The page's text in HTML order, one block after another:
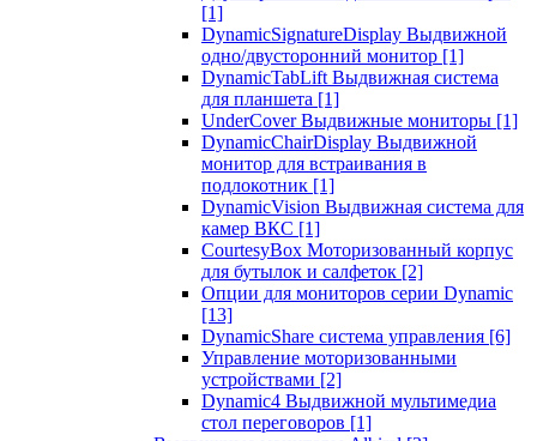
[1]
DynamicSignatureDisplay Выдвижной
одно/двусторонний монитор [1]
DynamicTabLift Выдвижная система
для планшета [1]
UnderCover Выдвижные мониторы [1]
DynamicChairDisplay Выдвижной
монитор для встраивания в
подлокотник [1]
DynamicVision Выдвижная система для
камер ВКС [1]
CourtesyBox Моторизованный корпус
для бутылок и салфеток [2]
Опции для мониторов серии Dynamic
[13]
DynamicShare система управления [6]
Управление моторизованными
устройствами [2]
Dynamic4 Выдвижной мультимедиа
стол переговоров [1]